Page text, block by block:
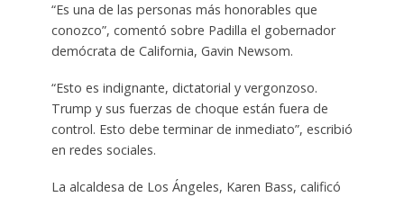
“Es una de las personas más honorables que
conozco”, comentó sobre Padilla el gobernador
demócrata de California, Gavin Newsom.
“Esto es indignante, dictatorial y vergonzoso.
Trump y sus fuerzas de choque están fuera de
control. Esto debe terminar de inmediato”, escribió
en redes sociales.
La alcaldesa de Los Ángeles, Karen Bass, calificó